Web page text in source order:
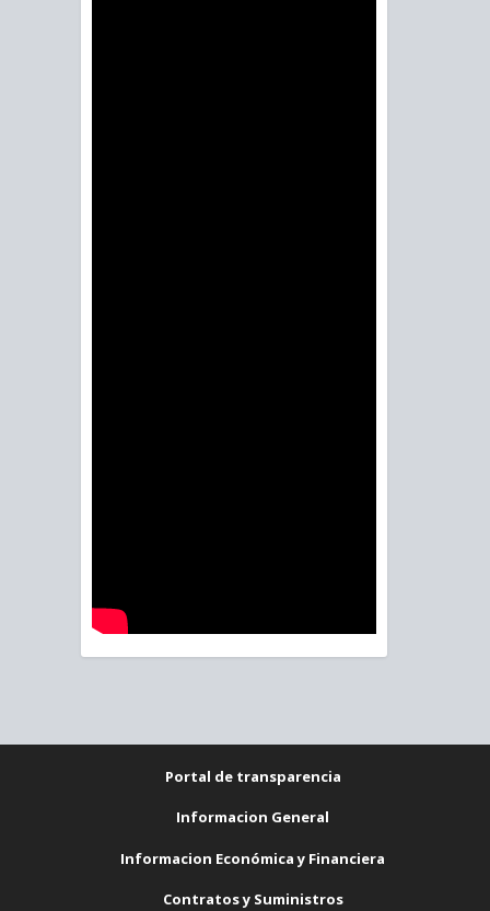
Portal de transparencia
Informacion General
Informacion Económica y Financiera
Contratos y Suministros